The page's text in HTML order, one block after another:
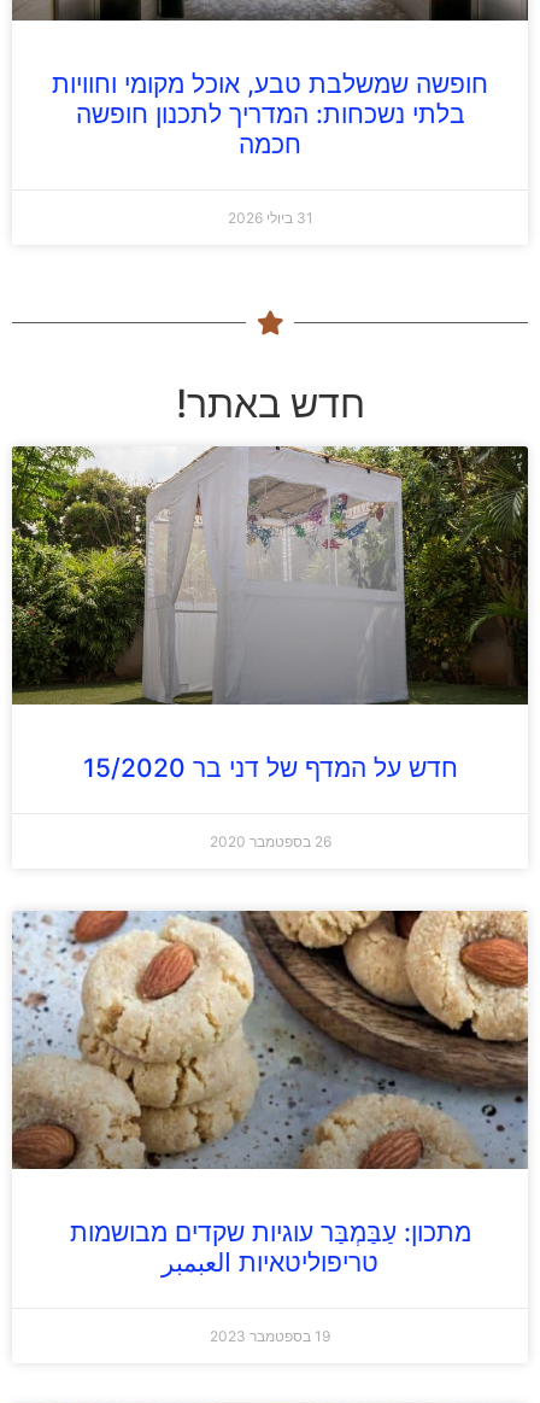
חופשה שמשלבת טבע, אוכל מקומי וחוויות
בלתי נשכחות: המדריך לתכנון חופשה
חכמה
31 ביולי 2026
חדש באתר!
חדש על המדף של דני בר 15/2020
26 בספטמבר 2020
מתכון: עַבַּמְבַּר עוגיות שקדים מבושמות
טריפוליטאיות العبمبر
19 בספטמבר 2023